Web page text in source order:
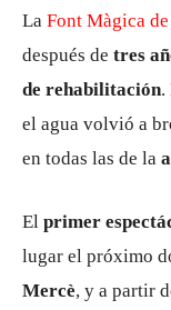
La Font Màgica
después de tres
de rehabilitación.
el agua volvió a
en todas las de la
El primer
lugar el próximo
Mercè, y a partir